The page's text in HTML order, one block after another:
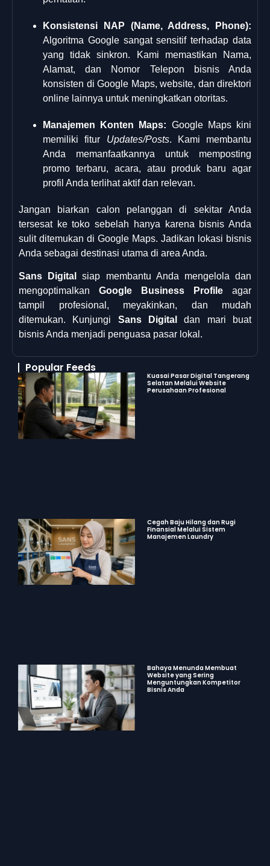
Konsistensi NAP (Name, Address, Phone):
Algoritma Google sangat sensitif terhadap data
yang tidak sinkron. Kami memastikan Nama,
Alamat, dan Nomor Telepon bisnis Anda
konsisten di Google Maps, website, dan direktori
online lainnya untuk meningkatkan otoritas.
Manajemen Konten Maps: Google Maps kini
memiliki fitur Updates/Posts. Kami membantu
Anda memanfaatkannya untuk memposting
promo terbaru, acara, atau produk baru agar
profil Anda terlihat aktif dan relevan.
Jangan biarkan calon pelanggan di sekitar Anda
tersesat ke toko sebelah hanya karena bisnis Anda
sulit ditemukan di Google Maps. Jadikan lokasi bisnis
Anda sebagai destinasi utama di area Anda.
Sans Digital
siap membantu Anda mengelola dan
mengoptimalkan Google Business Profile agar
tampil profesional, meyakinkan, dan mudah
ditemukan. Kunjungi Sans Digital
dan mari buat
bisnis Anda menjadi penguasa pasar lokal.
Popular Feeds
Kuasai Pasar Digital Tangerang
Selatan Melalui Website
Perusahaan Profesional
Cegah Baju Hilang dan Rugi
Finansial Melalui Sistem
Manajemen Laundry
Bahaya Menunda Membuat
Website yang Sering
Menguntungkan Kompetitor
Bisnis Anda